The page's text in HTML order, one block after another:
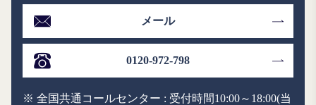
メール
0120-972-798
※ 全国共通コールセンター : 受付時間10:00～18:00(当